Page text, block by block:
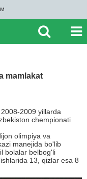
mamlakat
2009 yillarda
chempionati
olimpiya va
manejida bo'lib
bolalar belbog'li
13, qizlar esa 8